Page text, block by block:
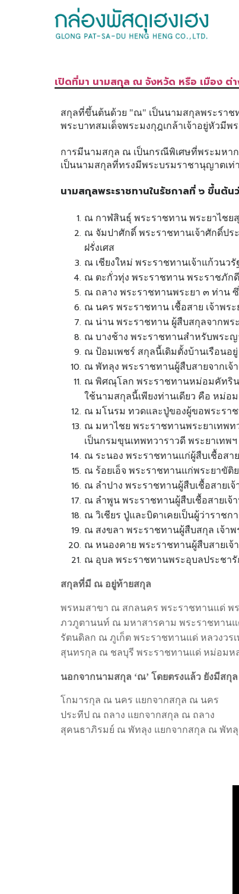
เปิดที่มา นามสกุล ณ จังหวัด หรือ เมือง ต่
สกุลที่ขึ้นต้นด้วย "ณ" เป็นนามสกุลพระราช
พระบาทสมเด็จพระมงกุฎเกล้าเจ้าอยู่หัวมี
การมีนามสกุล ณ เป็นกรณีพิเศษที่พระมหาก
เป็นนามสกุลที่ทรงมีพระบรมราชานุญาตเท่
นามสกุลพระราชทานในรัชกาลที่ ๖ ขึ้นต้น
ณ กาฬสินธุ์ พระราชทาน พระยาไชยสุ
ณ จัมปาศักดิ์ พระราชทานเจ้าศักดิ์ประ
ฝรั่งเศส
ณ เชียงใหม่ พระราชทานเจ้าแก้วนวรั
ณ ตะกั่วทุ่ง พระราชทาน พระราชภัก
ณ ถลาง พระราชทานพระยา ๓ ท่าน
ณ นคร พระราชทาน เชื้อสาย เจ้าพร
ณ น่าน พระราชทาน ผู้สืบสกุลจากพระ
ณ บางช้าง พระราชทานสำหรับพระ
ณ ป้อมเพชร์ สกุลนี้เดิมตั้งบ้านเรือนอ
ณ พัทลุง พระราชทานผู้สืบสายจากเจ้
ณ พิศณุโลก พระราชทานหม่อมคัทริน
ใช้นามสกุลนี้เพียงท่านเดียว คือ หม่อ
ณ มโนรม ทวดและปู่ของผู้ขอพระราช
ณ มหาไชย พระราชทานพระยาเทพท
เป็นกรมขุนเทพทวาราวดี พระยาเทพ
ณ ระนอง พระราชทานแก่ผู้สืบเชื้อสา
ณ ร้อยเอ็จ พระราชทานแก่พระยาขัติย
ณ ลำปาง พระราชทานผู้สืบเชื้อสายเจ้
ณ ลำพูน พระราชทานผู้สืบเชื้อสายเจ้
ณ วิเชียร ปู่และบิดาเคยเป็นผู้ว่าราชก
ณ สงขลา พระราชทานผู้สืบสกุล เจ้าพ
ณ หนองคาย พระราชทานผู้สืบสายเจ้
ณ อุบล พระราชทานพระอุบลประชารั
สกุลที่มี ณ อยู่ท้ายสกุล
พรหมสาขา ณ สกลนคร พระราชทานแด่ พร
ภวภูตานนท์ ณ มหาสารคาม พระราชทานแ
รัตนดิลก ณ ภูเก็ต พระราชทานแด่ หลวงวร
สุนทรกุล ณ ชลบุรี พระราชทานแด่ หม่อมห
นอกจากนามสกุล ‘ณ’ โดยตรงแล้ว ยังมีสกุ
โกมารกุล ณ นคร แยกจากสกุล ณ นคร
ประทีป ณ ถลาง แยกจากสกุล ณ ถลาง
สุคนธาภิรมย์ ณ พัทลุง แยกจากสกุล ณ พัทลุ